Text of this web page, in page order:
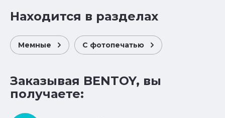
Находится в разделах
Мемные С фотопечатью
Заказывая BENTOY, вы
получаете: